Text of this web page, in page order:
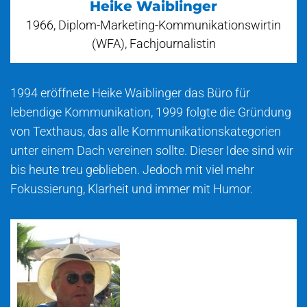
Heike Waiblinger
1966, Diplom-Marketing-Kommunikationswirtin
(WFA), Fachjournalistin
1994 eröffnete Heike Waiblinger das Büro für
lebendige Kommunikation, 1999 folgte die Gründung
von Texthaus, das alle Kommunikationskategorien
unter einem Dach vereinen sollte. Dieser Idee sind wir
bis heute treu geblieben. Jedoch mit viel mehr
Fokussierung, Klarheit und immer mit Humor.